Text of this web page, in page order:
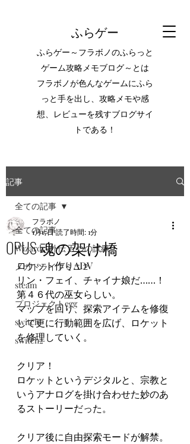
ふらゲー
ふらゲー～フラボノのふらっと
ゲーム攻略メモブログ～とは
フラボノが色んなゲームにふら
っと手を出し、攻略メモや感
想、レビューを残すブログサイ
トである！
記事
全ての記事
Wizardry外伝 五つの試練
メガドライブミニ２
steam
プロジェクトegg
switch
switch2
全ての記事
OPUS 魂の架け橋
フラボノ
1月17日読了時間: 1分
ロケット作りADV
リン・フェイ、チャイナ娘だ……！
第４６代の巫女らしい。
マップを回り、探索アイテムを修復
して更に行動範囲を広げ、ロケット
を修理していく。
クリア！
ロケットというデジタルと、宗教と
いうアナログを掛け合わせた妙のあ
るストーリーだった。
クリア後に自由探索モードが解禁。